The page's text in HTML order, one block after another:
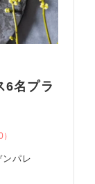
6名プラ
パレ